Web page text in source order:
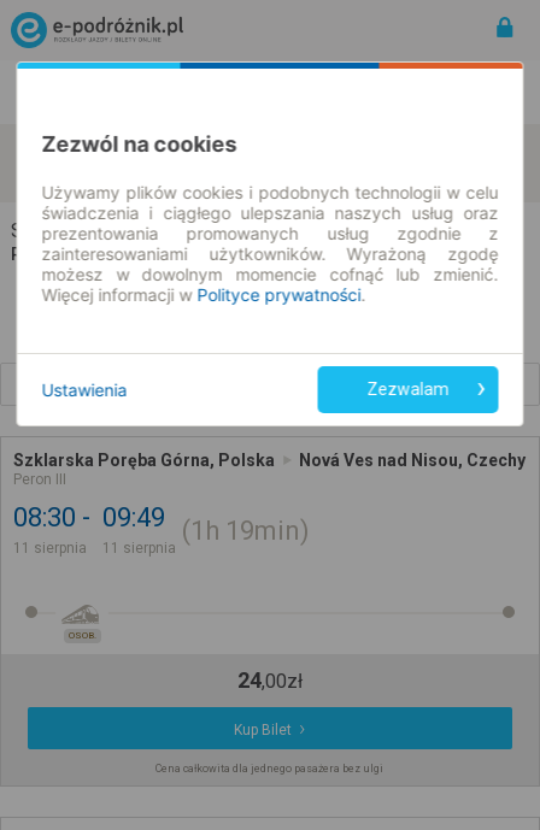
Szklarska Poręba Nová Ves nad Nisou
Szklarska Poręba → Nová Ves nad Nisou
Rozkład jazdy i bilety
Szklarska Poręba Górna, Polska
Peron III
Nová Ves nad Nisou, Czechy
08:30
11 sierpnia
09:49
11 sierpnia
1h 19min
OSOB.
24,00zł
Kup Bilet
Cena całkowita dla jednego pasażera bez ulgi
Zezwól na cookies
Używamy plików cookies i podobnych technologii w celu
świadczenia i ciągłego ulepszania naszych usług oraz
prezentowania promowanych usług zgodnie z
zainteresowaniami użytkowników. Wyrażoną zgodę
możesz w dowolnym momencie cofnąć lub zmienić.
Więcej informacji w Polityce prywatności.
Ustawienia Zezwalam